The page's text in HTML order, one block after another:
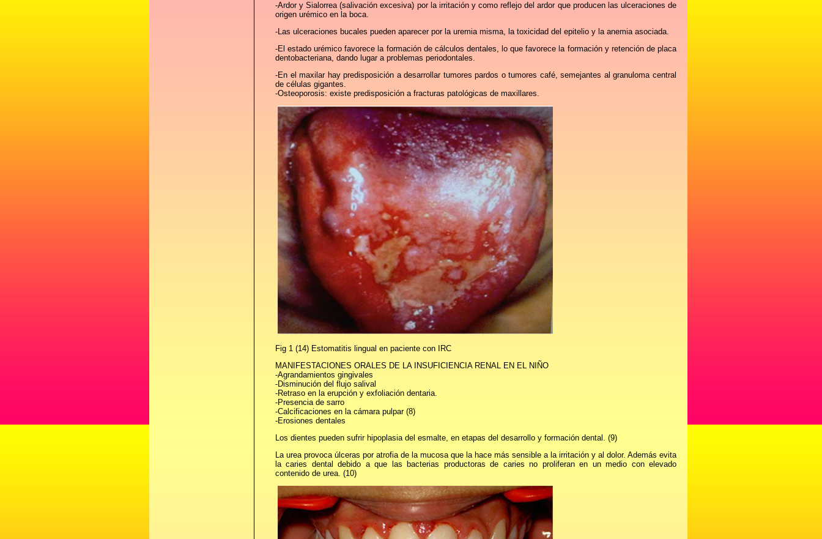
-Ardor y Sialorrea (salivación excesiva) por la irritación y como reflejo del ardor que producen las ulceraciones de
origen urémico en la boca.
-Las ulceraciones bucales pueden aparecer por la uremia misma, la toxicidad del epitelio y la anemia asociada.
-El estado urémico favorece la formación de cálculos dentales, lo que favorece la formación y retención de placa
dentobacteriana, dando lugar a problemas periodontales.
-En el maxilar hay predisposición a desarrollar tumores pardos o tumores café, semejantes al granuloma central
de células gigantes.
-Osteoporosis: existe predisposición a fracturas patológicas de maxillares.
Fig 1 (14) Estomatitis lingual en paciente con IRC
MANIFESTACIONES ORALES DE LA INSUFICIENCIA RENAL EN EL NIÑO
-Agrandamientos gingivales
-Disminución del flujo salival
-Retraso en la erupción y exfoliación dentaria.
-Presencia de sarro
-Calcificaciones en la cámara pulpar (8)
-Erosiones dentales
Los dientes pueden sufrir hipoplasia del esmalte, en etapas del desarrollo y formación dental. (9)
La urea provoca úlceras por atrofia de la mucosa que la hace más sensible a la irritación y al dolor. Además evita
la caries dental debido a que las bacterias productoras de caries no proliferan en un medio con elevado
contenido de urea. (10)